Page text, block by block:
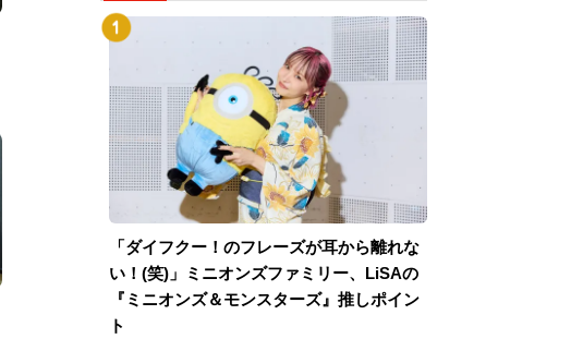
「ダイフクー！のフレーズが耳から離れな
い！(笑)」ミニオンズファミリー、LiSAの
『ミニオンズ＆モンスターズ』推しポイン
ト